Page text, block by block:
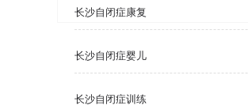
长沙自闭症康复
长沙自闭症婴儿
长沙自闭症训练